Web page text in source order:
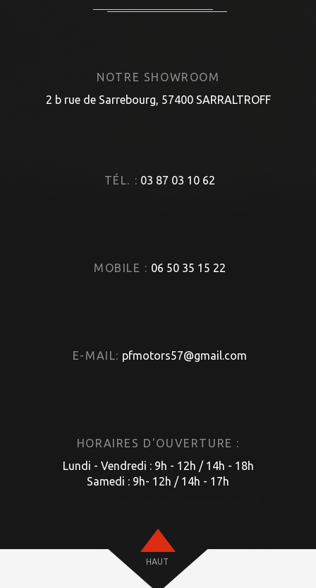
NOTRE SHOWROOM
2 b rue de Sarrebourg, 57400 SARRALTROFF
TÉL. : 03 87 03 10 62
MOBILE : 06 50 35 15 22
E-MAIL: pfmotors57@gmail.com
HORAIRES D'OUVERTURE :
Lundi - Vendredi : 9h - 12h / 14h - 18h
Samedi : 9h- 12h / 14h - 17h
HAUT